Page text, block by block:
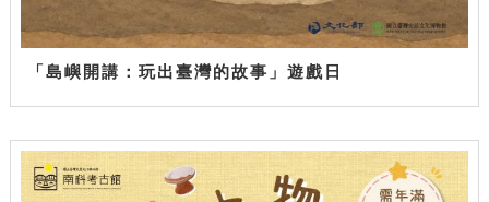
「島嶼開講：玩出臺灣的故事」遊戲日